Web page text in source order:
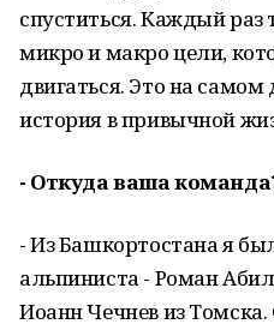
спуститься. Каждый раз
микро и макро цели,
двигаться. Это на
история в привычной
- Откуда ваша
- Из Башкортостана я
альпиниста - Роман
Иоанн Чечнев из